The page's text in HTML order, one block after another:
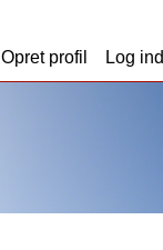
Opret profil Log ind